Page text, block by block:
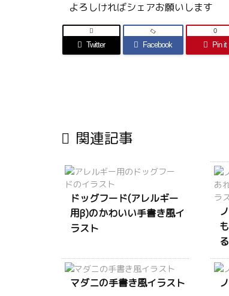
よろしければシェアお願いします
Twitter

Facebook Pin it
0
 関連記事
ドッグフード(アレルギー
用β)のかわいい手書き風イ
ラスト
マダニの手書き風イラスト